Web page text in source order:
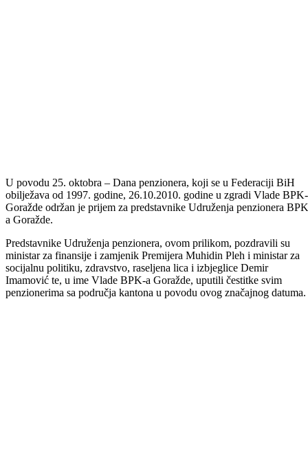
U povodu 25. oktobra – Dana penzionera, koji se u Federaciji BiH
Goražde održan je prijem za predstavnike Udruženja penzionera
a Goražde.
Predstavnike Udruženja penzionera, ovom prilikom, pozdravili su
ministar za finansije i zamjenik Premijera Muhidin Pleh i ministar za